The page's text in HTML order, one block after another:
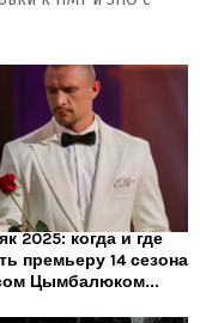
2025: когда и где
премьеру 14 сезона
Цымбалюком...